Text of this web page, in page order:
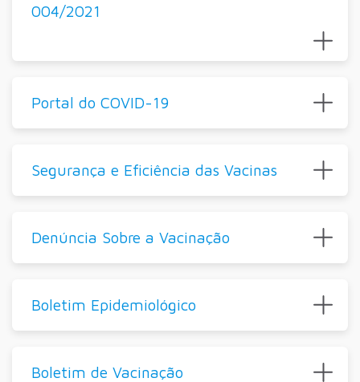
004/2021
Portal do COVID-19
Segurança e Eficiência das Vacinas
Denúncia Sobre a Vacinação
Boletim Epidemiológico
Boletim de Vacinação